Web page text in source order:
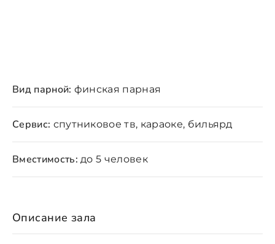
Вид парной: финская парная
Сервис: спутниковое тв, караоке, бильярд
Вместимость: до 5 человек
Описание зала